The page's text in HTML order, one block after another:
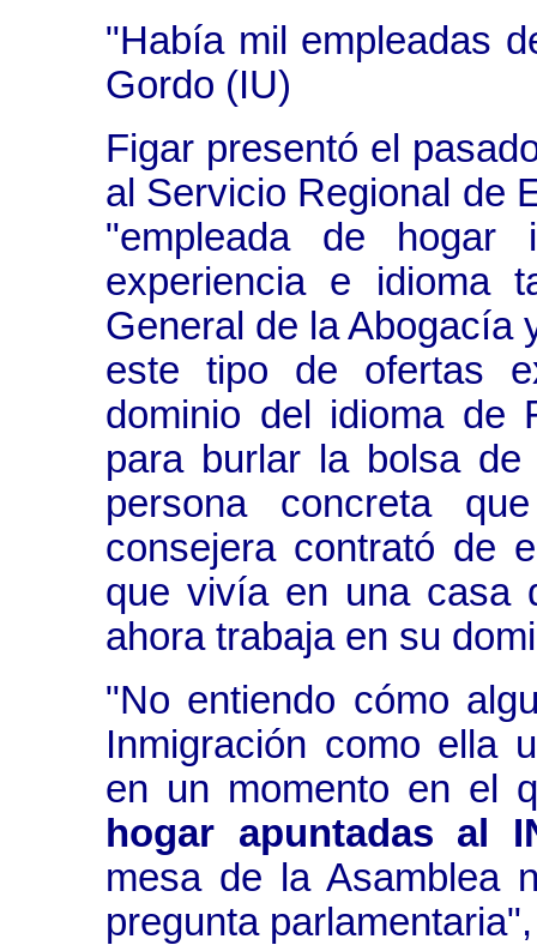
"Había mil empleadas
Gordo (IU)
Figar presentó el
al Servicio Regional de
"empleada de
experiencia e idioma
General de la Abogacía
este tipo de ofertas
dominio del idioma de
para burlar la bolsa
persona concreta
consejera contrató de
que vivía en una casa
ahora trabaja en su
"No entiendo cómo
Inmigración como ella
en un momento en el
hogar apuntadas al
mesa de la Asamblea
pregunta